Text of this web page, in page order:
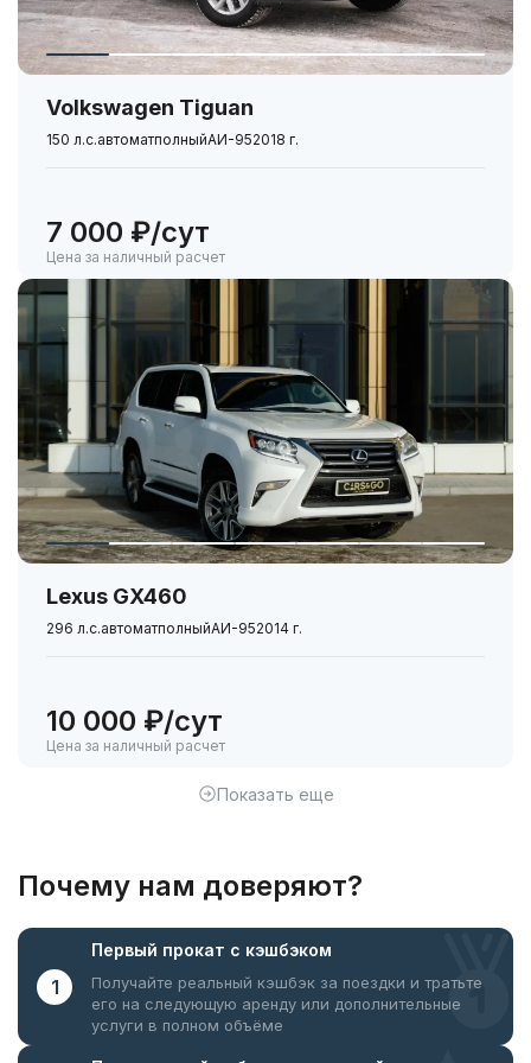
Volkswagen Tiguan
150 л.с.автоматполныйАИ-952018 г.
7 000 ₽/сут
Цена за наличный расчет
Lexus GX460
296 л.с.автоматполныйАИ-952014 г.
10 000 ₽/сут
Цена за наличный расчет
Показать еще
Почему нам доверяют?
1
Первый прокат с кэшбэком
Получайте реальный кэшбэк за поездки и тратьте
его на следующую аренду или дополнительные
услуги в полном объёме